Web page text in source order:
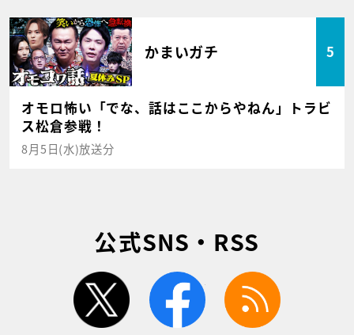
かまいガチ 5
オモロ怖い「でな、話はここからやねん」トラビ
ス松倉参戦！
8月5日(水)放送分
公式SNS・RSS
twitter facebook